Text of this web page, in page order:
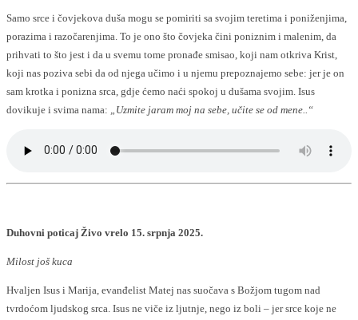
Samo srce i čovjekova duša mogu se pomiriti sa svojim teretima i poniženjima,
porazima i razočarenjima. To je ono što čovjeka čini poniznim i malenim, da
prihvati to što jest i da u svemu tome pronađe smisao, koji nam otkriva Krist,
koji nas poziva sebi da od njega učimo i u njemu prepoznajemo sebe: jer je on
sam krotka i ponizna srca, gdje ćemo naći spokoj u dušama svojim. Isus
dovikuje i svima nama:
„Uzmite jaram moj na sebe, učite se od mene..“
Duhovni poticaj Živo vrelo 15. srpnja 2025.
Milost još kuca
Hvaljen Isus i Marija, evanđelist Matej nas suočava s Božjom tugom nad
tvrdoćom ljudskog srca. Isus ne viče iz ljutnje, nego iz boli – jer srce koje ne